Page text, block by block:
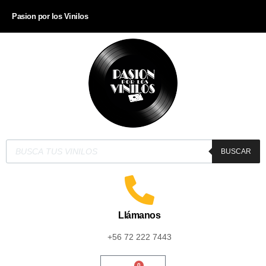
Pasion por los Vinilos
BUSCAR
Llámanos
+56 72 222 7443